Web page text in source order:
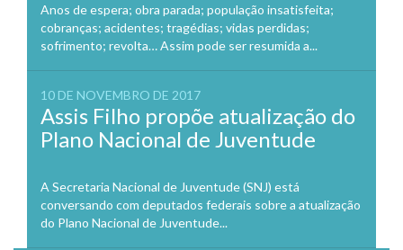
Anos de espera; obra parada; população insatisfeita;
cobranças; acidentes; tragédias; vidas perdidas;
sofrimento; revolta… Assim pode ser resumida a...
10 DE NOVEMBRO DE 2017
Assis Filho propõe atualização do
Plano Nacional de Juventude
A Secretaria Nacional de Juventude (SNJ) está
conversando com deputados federais sobre a atualização
do Plano Nacional de Juventude...